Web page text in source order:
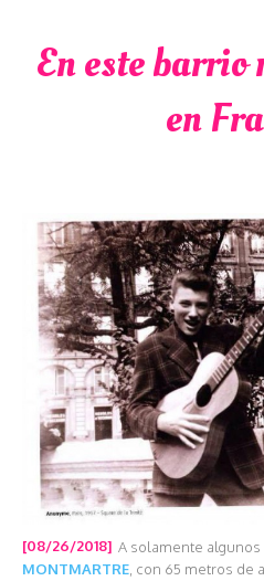
En este barrio
en
[08/26/2018] A solamente
MONTMARTRE, con 65 metros de